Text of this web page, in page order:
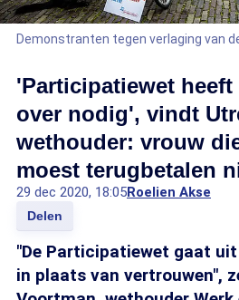
Demonstranten tegen verlaging van
'Participatiewet heeft
over nodig', vindt
wethouder: vrouw
moest terugbetalen
29 dec 2020, 18:05Roelien Akse
Delen
"De Participatiewet gaat
in plaats van vertrouwen",